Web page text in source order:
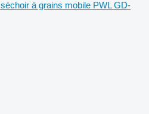
séchoir à grains mobile PWL GD-